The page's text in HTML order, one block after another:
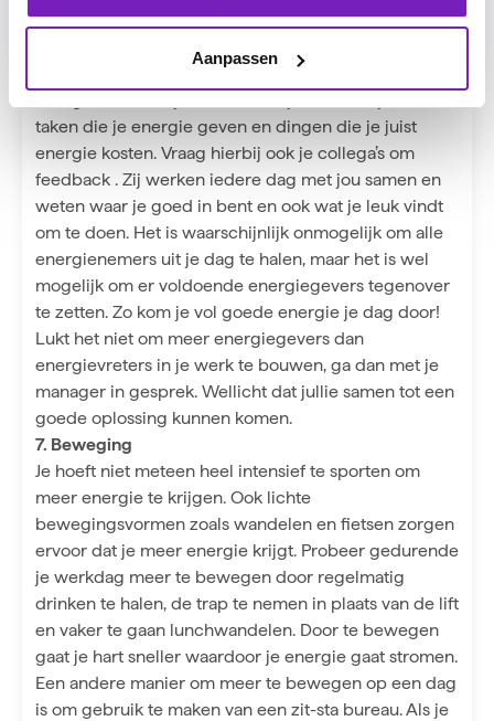
Aanpassen
leidt dit tot een verminderde energie en kunnen zelfs
stressklachten op de loer liggen.
Weet je niet wat jouw energiegevers en
taken die je energie geven en dingen die je juist
energie kosten. Vraag hierbij ook je collega’s om
feedback . Zij werken iedere dag met jou samen en
weten waar je goed in bent en ook wat je leuk vindt
om te doen. Het is waarschijnlijk onmogelijk om alle
energienemers uit je dag te halen, maar het is wel
mogelijk om er voldoende energiegevers tegenover
te zetten. Zo kom je vol goede energie je dag door!
Lukt het niet om meer energiegevers dan
energievreters in je werk te bouwen, ga dan met je
manager in gesprek. Wellicht dat jullie samen tot een
goede oplossing kunnen komen.
7. Beweging
Je hoeft niet meteen heel intensief te sporten om
meer energie te krijgen. Ook lichte
bewegingsvormen zoals wandelen en fietsen zorgen
ervoor dat je meer energie krijgt. Probeer gedurende
je werkdag meer te bewegen door regelmatig
drinken te halen, de trap te nemen in plaats van de lift
en vaker te gaan lunchwandelen. Door te bewegen
gaat je hart sneller waardoor je energie gaat stromen.
Een andere manier om meer te bewegen op een dag
is om gebruik te maken van een zit-sta bureau. Als je